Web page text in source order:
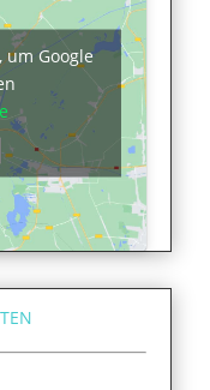
um Google